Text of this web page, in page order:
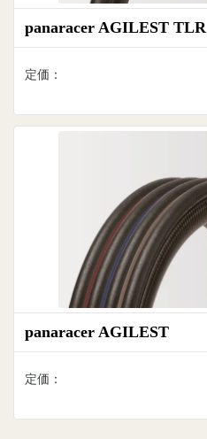
panaracer AGILEST TLR
定価：
panaracer AGILEST
定価：